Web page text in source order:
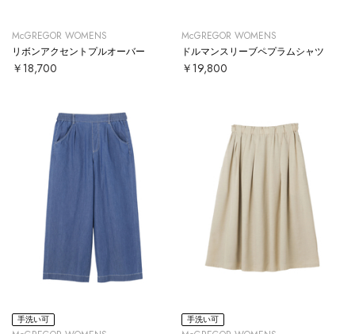
McGREGOR WOMENS
リボンアクセントプルオーバー
￥18,700
McGREGOR WOMENS
ドルマンスリーブペプラムシャツ
￥19,800
手洗い可 手洗い可